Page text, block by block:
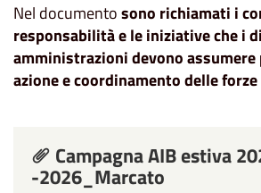
Nel documentosono richiamati i
responsabilità e le iniziative che i
amministrazioni devono assumere
azione e coordinamento delle
Campagna AIB estiva
-2026_Marcato